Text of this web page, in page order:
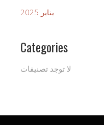
يناير 2025
Categories
لا توجد تصنيفات